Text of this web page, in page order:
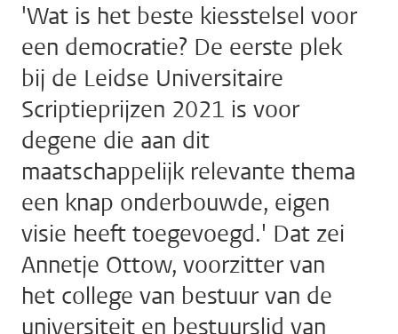
'Wat is het beste kiesstelsel voor
een democratie? De eerste plek
bij de Leidse Universitaire
Scriptieprijzen 2021 is voor
degene die aan dit
maatschappelijk relevante thema
een knap onderbouwde, eigen
visie heeft toegevoegd.' Dat zei
Annetje Ottow, voorzitter van
het college van bestuur van de
universiteit en bestuurslid van